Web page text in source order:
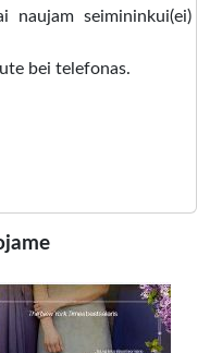
naujam seimininkui(ei)
bei telefonas.